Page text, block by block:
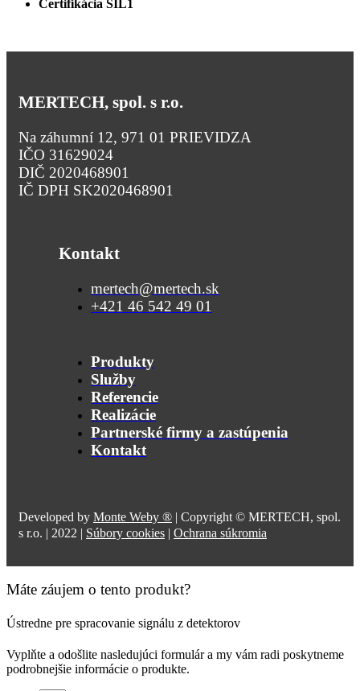
Certifikácia SIL1
MERTECH, spol. s r.o.
Na záhumní 12, 971 01 PRIEVIDZA
IČO 31629024
DIČ 2020468901
IČ DPH SK2020468901
Kontakt
mertech@mertech.sk
+421 46 542 49 01
Produkty
Služby
Referencie
Realizácie
Partnerské firmy a zastúpenia
Kontakt
Developed by Monte Weby ® | Copyright © MERTECH, spol.
s r.o. | 2022 | Súbory cookies | Ochrana súkromia
Máte záujem o tento produkt?
Ústredne pre spracovanie signálu z detektorov
Vyplňte a odošlite nasledujúci formulár a my vám radi poskytneme
podrobnejšie informácie o produkte.